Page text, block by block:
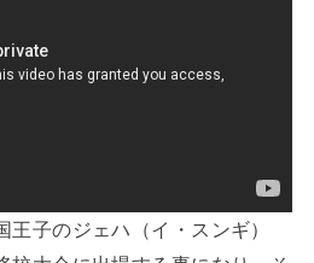
王子のジェハ（イ・スンギ）